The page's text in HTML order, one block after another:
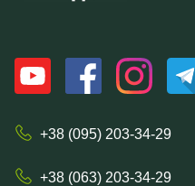
+38 (095) 203-34-29
+38 (063) 203-34-29